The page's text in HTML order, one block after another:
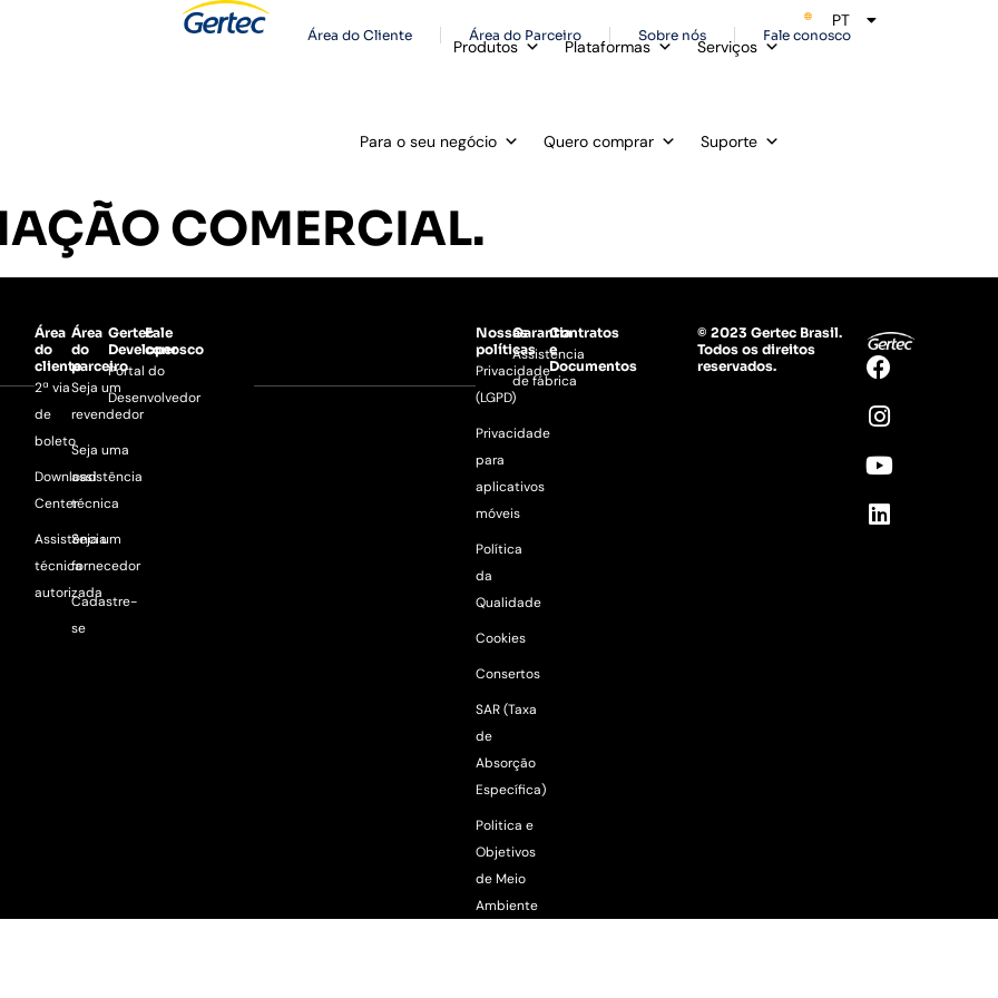
Área do Cliente Área do Parceiro Sobre nós Fale conosco
Produtos Plataformas Serviços
Para o seu negócio Quero comprar Suporte
PT
ES
COMERCIAL.
Área
do
cliente
2ª via
de
boleto
Download
Center
Assistência
técnica
autorizada
Área
do
parceiro
Seja um
revendedor
Seja uma
assistência
técnica
Seja um
fornecedor
Cadastre-
se
Gertec
Developer
Portal do
Desenvolvedor
Fale
conosco
Nossas
políticas
Privacidade
(LGPD)
Privacidade
para
aplicativos
móveis
Política
da
Qualidade
Cookies
Consertos
SAR (Taxa
de
Absorção
Específica)
Politica e
Objetivos
de Meio
Ambiente
Garantia
Assistência
de fábrica
Contratos
e
Documentos
© 2023 Gertec Brasil.
Todos os direitos
reservados.